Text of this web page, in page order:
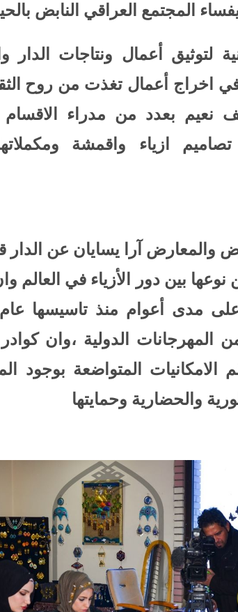
المجتمع العراقي النابض
لتوثيق أعمال ونتاجات
في اخراج أعمال تغذت من روح
بعدد من مدراء الاقسام
ازياء واقمشة
آرا يسايان عن الدار
نوعها بين دور الأزياء في
الدولية ،وان كوادر
المتواضعة بوجود
والحضارية وحمايتها